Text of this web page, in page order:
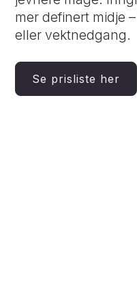
mer definert midje
eller vektnedgang.
Se prisliste her